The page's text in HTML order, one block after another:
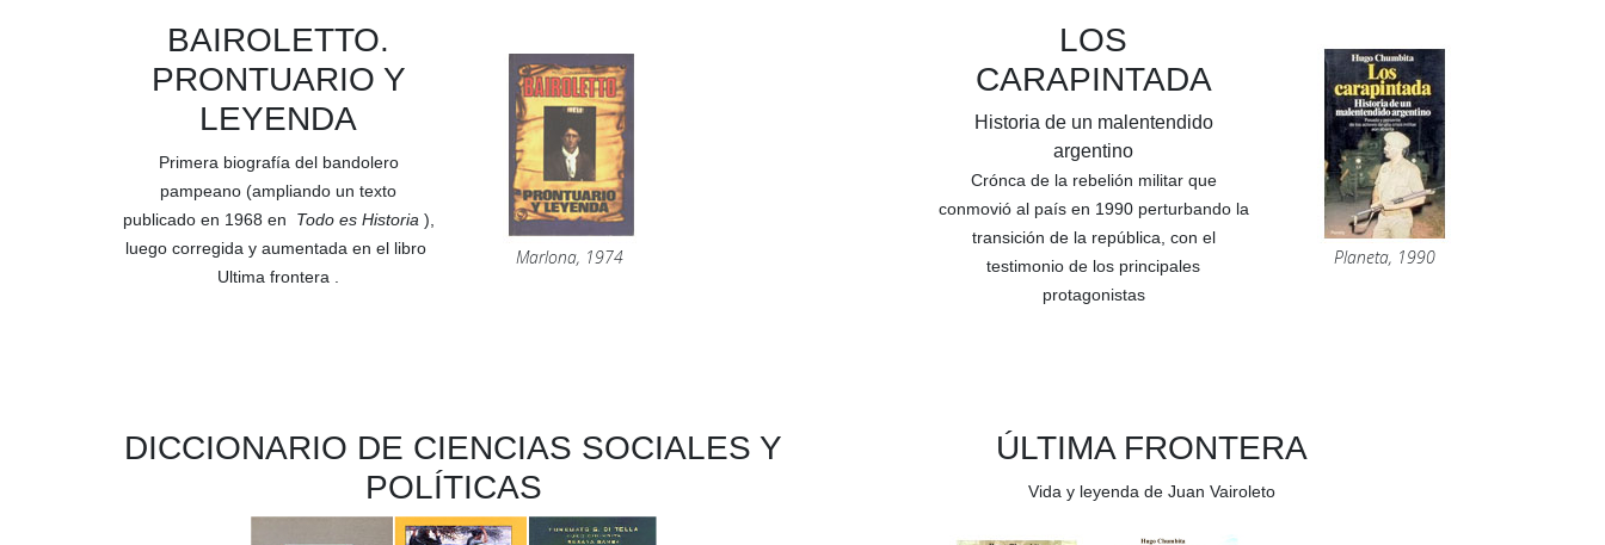
BAIROLETTO.
PRONTUARIO Y
LEYENDA
Primera biografía del bandolero
pampeano (ampliando un texto
publicado en 1968 en Todo es Historia ),
luego corregida y aumentada en el libro
Ultima frontera
Marlona, 1974
LOS
CARAPINTADA
Historia de un malentendido
argentino
Crónca de la rebelión militar que
conmovió al país en 1990perturbando la
transición de la república, con el
testimonio de los principales
protagonistas
Planeta, 1990
DICCIONARIO DE CIENCIAS SOCIALES Y
POLÍTICAS
ÚLTIMA FRONTERA
Vida y leyenda de Juan Vairoleto